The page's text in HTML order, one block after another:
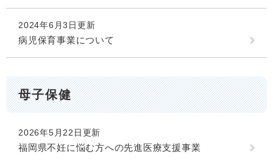
2024年6月3日更新
病児保育事業について
母子保健
2026年5月22日更新
福岡県不妊に悩む方への先進医療支援事業